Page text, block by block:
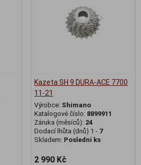
Kazeta SH 9 DURA-ACE 7700
11-21
Výrobce: Shimano
Katalogové číslo: 8899911
Záruka (měsíců): 24
Dodací lhůta (dnů) 1 - 7
Skladem: Poslední ks
2 990 Kč